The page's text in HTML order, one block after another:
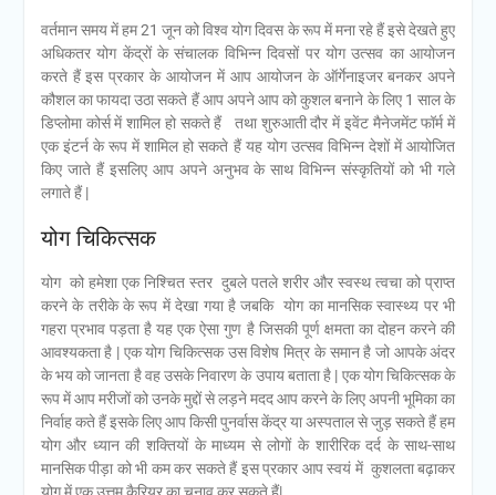
वर्तमान समय में हम 21 जून को विश्व योग दिवस के रूप में मना रहे हैं इसे देखते हुए
अधिकतर योग केंद्रों के संचालक विभिन्न दिवसों पर योग उत्सव का आयोजन
करते हैं इस प्रकार के आयोजन में आप आयोजन के ऑर्गेनाइजर बनकर अपने
कौशल का फायदा उठा सकते हैं आप अपने आप को कुशल बनाने के लिए 1 साल के
डिप्लोमा कोर्स में शामिल हो सकते हैं तथा शुरुआती दौर में इवेंट मैनेजमेंट फॉर्म में
एक इंटर्न के रूप में शामिल हो सकते हैं यह योग उत्सव विभिन्न देशों में आयोजित
किए जाते हैं इसलिए आप अपने अनुभव के साथ विभिन्न संस्कृतियों को भी गले
लगाते हैं |
योग चिकित्सक
योग को हमेशा एक निश्चित स्तर दुबले पतले शरीर और स्वस्थ त्वचा को प्राप्त
करने के तरीके के रूप में देखा गया है जबकि योग का मानसिक स्वास्थ्य पर भी
गहरा प्रभाव पड़ता है यह एक ऐसा गुण है जिसकी पूर्ण क्षमता का दोहन करने की
आवश्यकता है | एक योग चिकित्सक उस विशेष मित्र के समान है जो आपके अंदर
के भय को जानता है वह उसके निवारण के उपाय बताता है | एक योग चिकित्सक के
रूप में आप मरीजों को उनके मुद्दों से लड़ने मदद आप करने के लिए अपनी भूमिका का
निर्वाह कते हैं इसके लिए आप किसी पुनर्वास केंद्र या अस्पताल से जुड़ सकते हैं हम
योग और ध्यान की शक्तियों के माध्यम से लोगों के शारीरिक दर्द के साथ-साथ
मानसिक पीड़ा को भी कम कर सकते हैं इस प्रकार आप स्वयं में कुशलता बढ़ाकर